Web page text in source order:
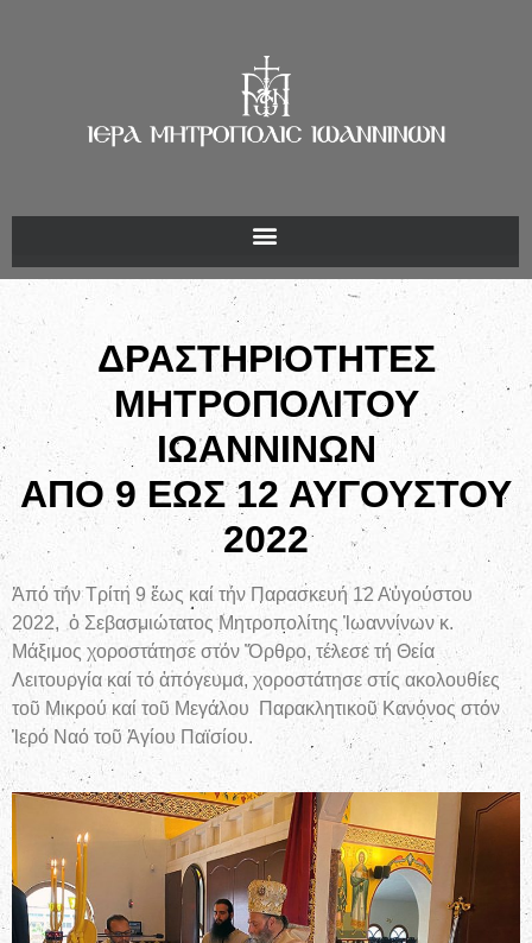
ΔΡΑΣΤΗΡΙΟΤΗΤΕΣ
ΜΗΤΡΟΠΟΛΙΤΟΥ
ΙΩΑΝΝΙΝΩΝ
ΑΠΟ 9 ΕΩΣ 12 ΑΥΓΟΥΣΤΟΥ
2022
Ἀπό τήν Τρίτη 9 ἕως καί τήν Παρασκευή 12 Αὐγούστου
2022, ὁ Σεβασμιώτατος Μητροπολίτης Ἰωαννίνων κ.
Μάξιμος χοροστάτησε στόν Ὄρθρο, τέλεσε τή Θεία
Λειτουργία καί τό ἀπόγευμα, χοροστάτησε στίς ακολουθίες
τοῦ Μικρού καί τοῦ Μεγάλου Παρακλητικοῦ Κανόνος στόν
Ἱερό Ναό τοῦ Ἁγίου Παϊσίου.